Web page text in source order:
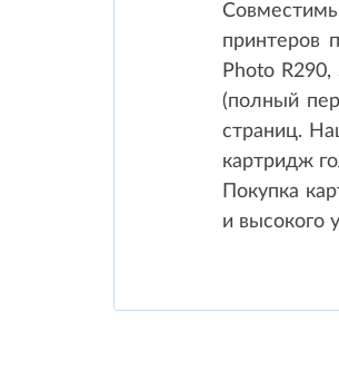
принтеров
Photo
(полный
страниц.
картридж
Покупка
и высокого